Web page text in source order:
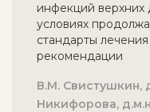
инфекций верхних
условиях
стандарты
рекомендации
В.М. Свистушкин,
Никифорова,